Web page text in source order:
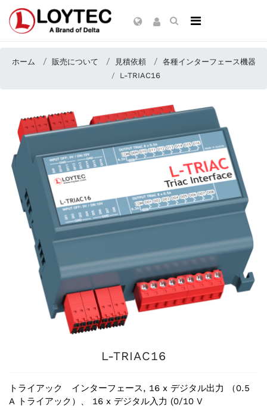
ホーム 販売について 見積依頼
各種インターフェース機器
L-TRIAC16
L-TRIAC16
トライアック インターフェース, 16 x デジタル出力 （0.5
A トライアック）、 16 x デジタル入力 (0/10 V